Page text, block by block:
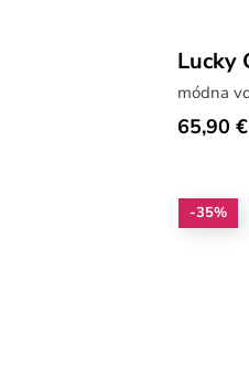
Lucky
módna
65,90 €
-35%